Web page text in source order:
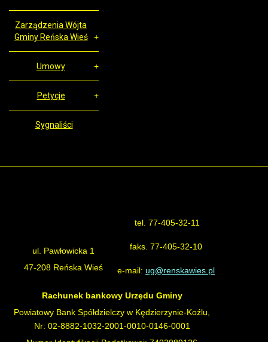
Zarządzenia Wójta
Gminy Reńska Wieś
Umowy
Petycje
Sygnaliści
ul. Pawłowicka 1
47-208 Reńska Wieś
tel. 77-405-32-11
faks. 77-405-32-10
e-mail: ug@renskawies.pl
Rachunek bankowy Urzędu Gminy
Powiatowy Bank Spółdzielczy w Kędzierzynie-Koźlu,
Nr: 02-8882-1032-2001-0010-0146-0001